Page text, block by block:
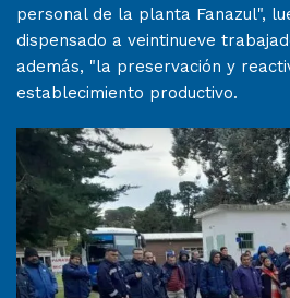
personal de la planta Fanazul",
dispensado a veintinueve
además, "la preservación y
establecimiento productivo.